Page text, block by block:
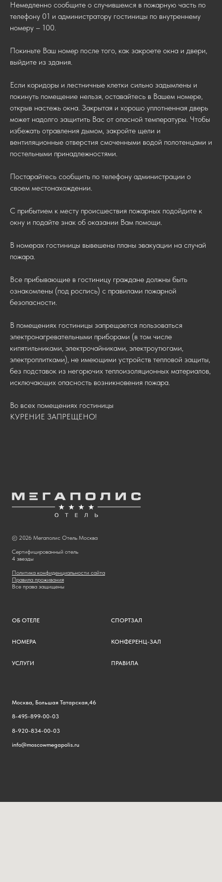
Немедленно сообщите о случившемся в пожарную часть по
телефону 01 и администратору гостиницы по внутреннему
номеру – 100.
Покиньте Ваш номер после того, как закроете окна и двери,
выйдите из здания.
Если коридоры и лестничные клетки сильно задымлены и
покинуть помещение нельзя, оставайтесь в Вашем номере,
открыв настежь окна. Закрытая и хорошо уплотненная дверь
может надолго защитить Вас от опасной температуры. Чтобы
избежать отравления дымом, закройте щели и
вентиляционные отверстия смоченными водой полотенцами и
постельными принадлежностями.
Постарайтесь сообщить по телефону администрации о
своем местонахождении.
С прибытием к месту происшествия пожарных подойдите к
окну и подайте знак об оказании Вам помощи.
В номерах гостиницы вывешены планы эвакуации на случай
пожара.
Все прибывающие в гостиницу граждане должны быть
ознакомлены (под роспись) с правилами пожарной
безопасности.
В помещениях гостиницы запрещается пользоваться
электронагревательными приборами (в том числе
кипятильниками, электрочайниками, электроутюгами,
электроплитками), не имеющими устройств тепловой защиты,
без подставок из негорючих теплоизоляционных материалов,
исключающих опасность возникновения пожара.
Во всех помещениях гостиницы
КУРЕНИЕ ЗАПРЕЩЕНО!
© 2026 Мегаполис Отель Москва
Сертифицированный отель
4 звезды
Политика конфиденциальности сайта
Правила проживания
Все права защищены
ОБ ОТЕЛЕ
НОМЕРА
УСЛУГИ
СПОРТЗАЛ
КОНФЕРЕНЦ-ЗАЛ
ПРАВИЛА
Москва, Большая Татарская,46
8-495-899-00-03
8-920-834-00-03
info@moscowmegapolis.ru